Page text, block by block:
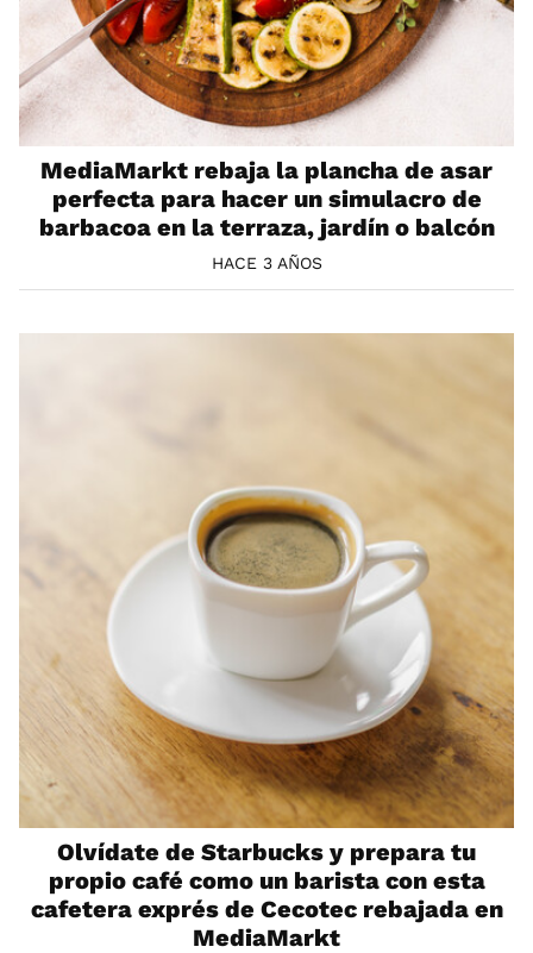
MediaMarkt rebaja la plancha de asar
perfecta para hacer un simulacro de
barbacoa en la terraza, jardín o balcón
HACE 3 AÑOS
Olvídate de Starbucks y prepara tu
propio café como un barista con esta
cafetera exprés de Cecotec rebajada en
MediaMarkt